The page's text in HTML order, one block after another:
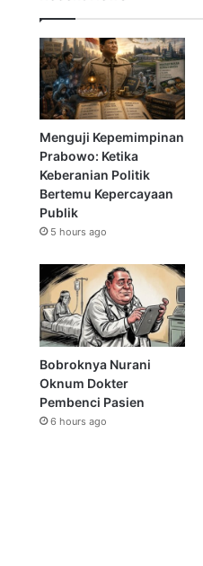
Menguji Kepemimpinan
Prabowo: Ketika
Keberanian Politik
Bertemu Kepercayaan
Publik
5 hours ago
Bobroknya Nurani
Oknum Dokter
Pembenci Pasien
6 hours ago